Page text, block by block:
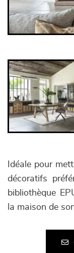
Idéale pour
décoratifs
bibliothèque
la maison de